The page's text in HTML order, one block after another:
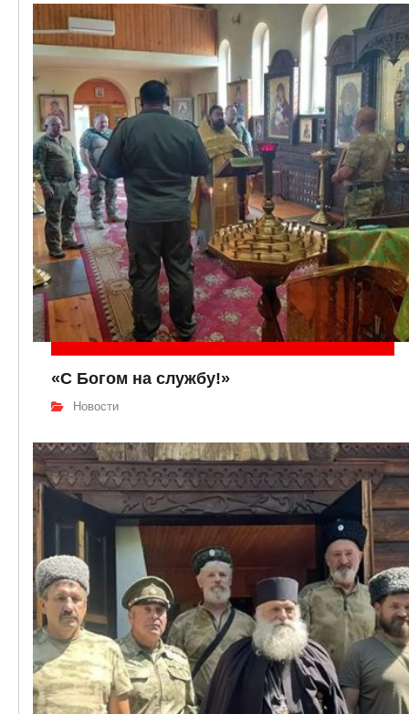
«С Богом на службу!»
Новости